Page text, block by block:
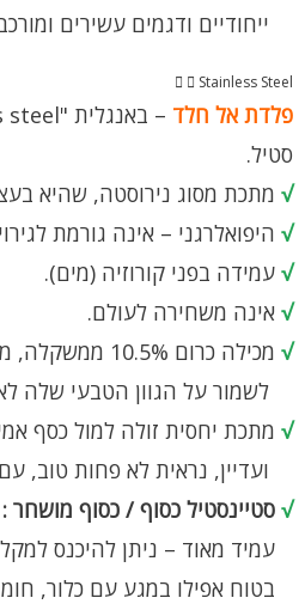
ייחודיים ודגמים עשירים
Stainless Steel
פלדת אל חלד
סטיל.
√ מתכת מסוג נירוסטה, שהיא
√ היפואלרגני – אינה גורמת
√ עמידה בפני קורוזיה (מים).
√ אינה משחירה לעולם.
√ מכילה כרום 10.5% ממשקלה, מה שמסייע
לשמור על הגוון הטבעי שלה
√ מתכת יחסית זולה למול כסף
ועדיין, נראית לא פחות טוב,
√ סטיינסטיל כסוף / כסוף מושחר :
עמיד מאוד – ניתן להיכנס
בטוח אפילו במגע עם כלור,